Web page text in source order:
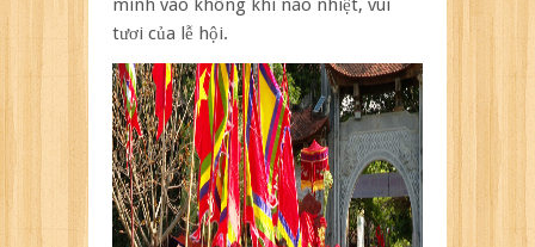
mình vào không khí náo nhiệt, vui
tươi của lễ hội.